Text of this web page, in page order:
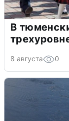
В
8 августа 0